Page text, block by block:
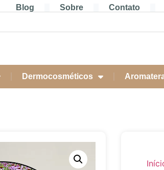
Blog Sobre Contato
Dermocosméticos